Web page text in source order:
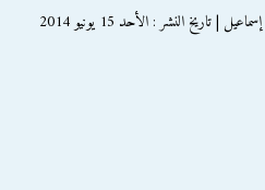
النشر : الأحد 15 يونيو 2014